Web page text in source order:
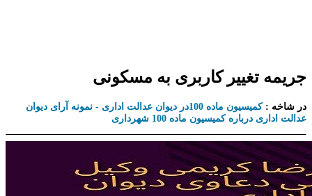
جریمه تغییر کاربری به مسکونی
در شاخه :
کمیسیون ماده 100در دیوان عدالت اداری - نمونه آرای دیوان
عدالت اداری درباره کمیسیون ماده 100 شهرداری